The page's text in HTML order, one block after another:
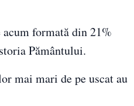
formată din 21%
Pământului.
mai mari de pe uscat au